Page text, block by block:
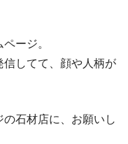
ージ。
信してて、顔や人柄が
石材店に、お願いし